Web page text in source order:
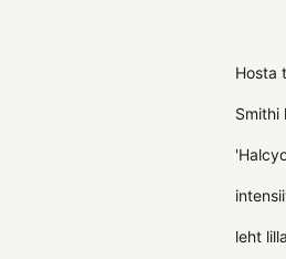
Hosta
Smithi
leht